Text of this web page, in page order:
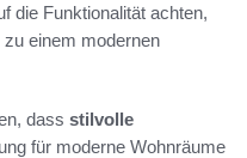
die Funktionalität achten,
einem modernen
dass stilvolle
für moderne Wohnräume